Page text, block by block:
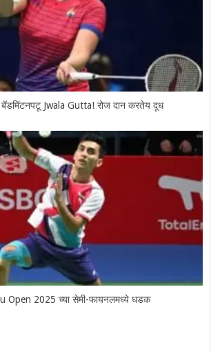
2025: चार भारतीय उपांत्य फेरीत दाखल, श्रीकांतचे